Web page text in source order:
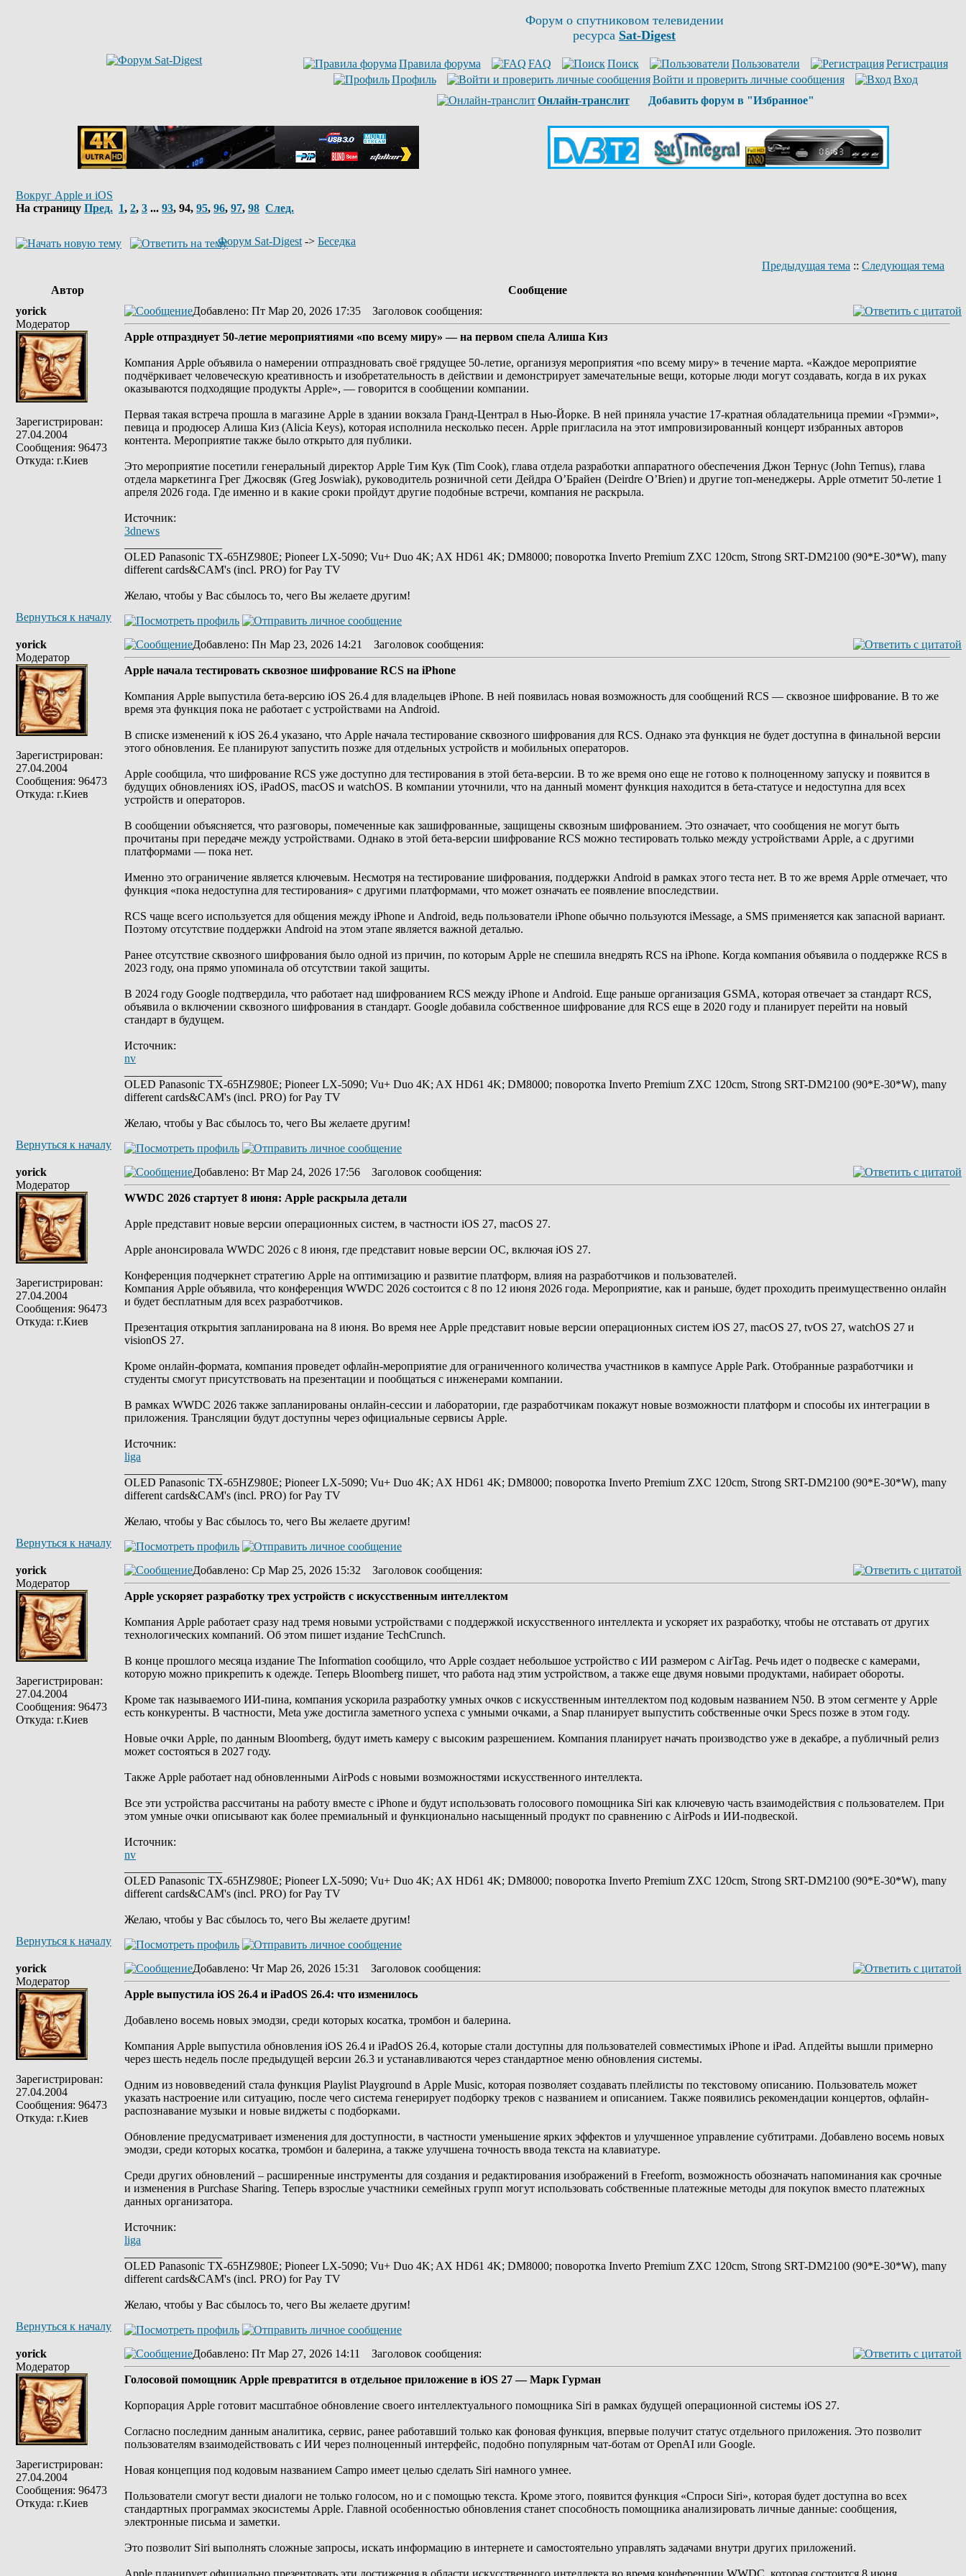
Форум о спутниковом телевидении
ресурса Sat-Digest
Правила форума FAQ Поиск Пользователи
Регистрация
Профиль
Войти и проверить личные сообщения
Вход
Онлайн-транслит
Добавить форум в "Избранное"
Вокруг Apple и iOS
На страницу Пред. 1, 2, 3 ... 93, 94, 95, 96, 97, 98 След.
Форум Sat-Digest -> Беседка
Предыдущая тема :: Следующая тема
Автор
Сообщение
yorick
Модератор
Зарегистрирован:
27.04.2004
Сообщения: 96473
Откуда: г.Киев
Добавлено: Пт Мар 20, 2026 17:35 Заголовок сообщения:
Apple отпразднует 50-летие мероприятиями «по всему миру» — на первом спела Алиша Киз
Компания Apple объявила о намерении отпраздновать своё грядущее 50-летие, организуя мероприятия «по всему миру» в течение марта. «Каждое мероприятие
подчёркивает человеческую креативность и изобретательность в действии и демонстрирует замечательные вещи, которые люди могут создавать, когда в их руках
оказываются подходящие продукты Apple», — говорится в сообщении компании.
Первая такая встреча прошла в магазине Apple в здании вокзала Гранд-Централ в Нью-Йорке. В ней приняла участие 17-кратная обладательница премии «Грэмми»,
певица и продюсер Алиша Киз (Alicia Keys), которая исполнила несколько песен. Apple пригласила на этот импровизированный концерт избранных авторов
контента. Мероприятие также было открыто для публики.
Это мероприятие посетили генеральный директор Apple Тим Кук (Tim Cook), глава отдела разработки аппаратного обеспечения Джон Тернус (John Ternus), глава
отдела маркетинга Грег Джосвяк (Greg Joswiak), руководитель розничной сети Дейдра О’Брайен (Deirdre O’Brien) и другие топ-менеджеры. Apple отметит 50-летие 1
апреля 2026 года. Где именно и в какие сроки пройдут другие подобные встречи, компания не раскрыла.
Источник:
3dnews
OLED Panasonic TX-65HZ980E; Pioneer LX-5090; Vu+ Duo 4K; AX HD61 4K; DM8000; поворотка Inverto Premium ZXC 120cm, Strong SRT-DM2100 (90*E-30*W), many
different cards&CAM's (incl. PRO) for Pay TV
Желаю, чтобы у Вас сбылось то, чего Вы желаете другим!
Вернуться к началу
yorick
Модератор
Зарегистрирован:
27.04.2004
Сообщения: 96473
Откуда: г.Киев
Добавлено: Пн Мар 23, 2026 14:21 Заголовок сообщения:
Apple начала тестировать сквозное шифрование RCS на iPhone
Компания Apple выпустила бета-версию iOS 26.4 для владельцев iPhone. В ней появилась новая возможность для сообщений RCS — сквозное шифрование. В то же
время эта функция пока не работает с устройствами на Android.
В списке изменений к iOS 26.4 указано, что Apple начала тестирование сквозного шифрования для RCS. Однако эта функция не будет доступна в финальной версии
этого обновления. Ее планируют запустить позже для отдельных устройств и мобильных операторов.
Apple сообщила, что шифрование RCS уже доступно для тестирования в этой бета-версии. В то же время оно еще не готово к полноценному запуску и появится в
будущих обновлениях iOS, iPadOS, macOS и watchOS. В компании уточнили, что на данный момент функция находится в бета-статусе и недоступна для всех
устройств и операторов.
В сообщении объясняется, что разговоры, помеченные как зашифрованные, защищены сквозным шифрованием. Это означает, что сообщения не могут быть
прочитаны при передаче между устройствами. Однако в этой бета-версии шифрование RCS можно тестировать только между устройствами Apple, а с другими
платформами — пока нет.
Именно это ограничение является ключевым. Несмотря на тестирование шифрования, поддержки Android в рамках этого теста нет. В то же время Apple отмечает, что
функция «пока недоступна для тестирования» с другими платформами, что может означать ее появление впоследствии.
RCS чаще всего используется для общения между iPhone и Android, ведь пользователи iPhone обычно пользуются iMessage, а SMS применяется как запасной вариант.
Поэтому отсутствие поддержки Android на этом этапе является важной деталью.
Ранее отсутствие сквозного шифрования было одной из причин, по которым Apple не спешила внедрять RCS на iPhone. Когда компания объявила о поддержке RCS в
2023 году, она прямо упоминала об отсутствии такой защиты.
В 2024 году Google подтвердила, что работает над шифрованием RCS между iPhone и Android. Еще раньше организация GSMA, которая отвечает за стандарт RCS,
объявила о включении сквозного шифрования в стандарт. Google добавила собственное шифрование для RCS еще в 2020 году и планирует перейти на новый
стандарт в будущем.
Источник:
nv
OLED Panasonic TX-65HZ980E; Pioneer LX-5090; Vu+ Duo 4K; AX HD61 4K; DM8000; поворотка Inverto Premium ZXC 120cm, Strong SRT-DM2100 (90*E-30*W), many
different cards&CAM's (incl. PRO) for Pay TV
Желаю, чтобы у Вас сбылось то, чего Вы желаете другим!
Вернуться к началу
yorick
Модератор
Зарегистрирован:
27.04.2004
Сообщения: 96473
Откуда: г.Киев
Добавлено: Вт Мар 24, 2026 17:56 Заголовок сообщения:
WWDC 2026 стартует 8 июня: Apple раскрыла детали
Apple представит новые версии операционных систем, в частности iOS 27, macOS 27.
Apple анонсировала WWDC 2026 с 8 июня, где представит новые версии ОС, включая iOS 27.
Конференция подчеркнет стратегию Apple на оптимизацию и развитие платформ, влияя на разработчиков и пользователей.
Компания Apple объявила, что конференция WWDC 2026 состоится с 8 по 12 июня 2026 года. Мероприятие, как и раньше, будет проходить преимущественно онлайн
и будет бесплатным для всех разработчиков.
Презентация открытия запланирована на 8 июня. Во время нее Apple представит новые версии операционных систем iOS 27, macOS 27, tvOS 27, watchOS 27 и
visionOS 27.
Кроме онлайн-формата, компания проведет офлайн-мероприятие для ограниченного количества участников в кампусе Apple Park. Отобранные разработчики и
студенты смогут присутствовать на презентации и пообщаться с инженерами компании.
В рамках WWDC 2026 также запланированы онлайн-сессии и лаборатории, где разработчикам покажут новые возможности платформ и способы их интеграции в
приложения. Трансляции будут доступны через официальные сервисы Apple.
Источник:
liga
OLED Panasonic TX-65HZ980E; Pioneer LX-5090; Vu+ Duo 4K; AX HD61 4K; DM8000; поворотка Inverto Premium ZXC 120cm, Strong SRT-DM2100 (90*E-30*W), many
different cards&CAM's (incl. PRO) for Pay TV
Желаю, чтобы у Вас сбылось то, чего Вы желаете другим!
Вернуться к началу
yorick
Модератор
Зарегистрирован:
27.04.2004
Сообщения: 96473
Откуда: г.Киев
Добавлено: Ср Мар 25, 2026 15:32 Заголовок сообщения:
Apple ускоряет разработку трех устройств с искусственным интеллектом
Компания Apple работает сразу над тремя новыми устройствами с поддержкой искусственного интеллекта и ускоряет их разработку, чтобы не отставать от других
технологических компаний. Об этом пишет издание TechCrunch.
В конце прошлого месяца издание The Information сообщило, что Apple создает небольшое устройство с ИИ размером с AirTag. Речь идет о подвеске с камерами,
которую можно прикрепить к одежде. Теперь Bloomberg пишет, что работа над этим устройством, а также еще двумя новыми продуктами, набирает обороты.
Кроме так называемого ИИ-пина, компания ускорила разработку умных очков с искусственным интеллектом под кодовым названием N50. В этом сегменте у Apple
есть конкуренты. В частности, Meta уже достигла заметного успеха с умными очками, а Snap планирует выпустить собственные очки Specs позже в этом году.
Новые очки Apple, по данным Bloomberg, будут иметь камеру с высоким разрешением. Компания планирует начать производство уже в декабре, а публичный релиз
может состояться в 2027 году.
Также Apple работает над обновленными AirPods с новыми возможностями искусственного интеллекта.
Все эти устройства рассчитаны на работу вместе с iPhone и будут использовать голосового помощника Siri как ключевую часть взаимодействия с пользователем. При
этом умные очки описывают как более премиальный и функционально насыщенный продукт по сравнению с AirPods и ИИ-подвеской.
Источник:
nv
OLED Panasonic TX-65HZ980E; Pioneer LX-5090; Vu+ Duo 4K; AX HD61 4K; DM8000; поворотка Inverto Premium ZXC 120cm, Strong SRT-DM2100 (90*E-30*W), many
different cards&CAM's (incl. PRO) for Pay TV
Желаю, чтобы у Вас сбылось то, чего Вы желаете другим!
Вернуться к началу
yorick
Модератор
Зарегистрирован:
27.04.2004
Сообщения: 96473
Откуда: г.Киев
Добавлено: Чт Мар 26, 2026 15:31 Заголовок сообщения:
Apple выпустила iOS 26.4 и iPadOS 26.4: что изменилось
Добавлено восемь новых эмодзи, среди которых косатка, тромбон и балерина.
Компания Apple выпустила обновления iOS 26.4 и iPadOS 26.4, которые стали доступны для пользователей совместимых iPhone и iPad. Апдейты вышли примерно
через шесть недель после предыдущей версии 26.3 и устанавливаются через стандартное меню обновления системы.
Одним из нововведений стала функция Playlist Playground в Apple Music, которая позволяет создавать плейлисты по текстовому описанию. Пользователь может
указать настроение или ситуацию, после чего система генерирует подборку треков с названием и описанием. Также появились рекомендации концертов, офлайн-
распознавание музыки и новые виджеты с подборками.
Обновление предусматривает изменения для доступности, в частности уменьшение ярких эффектов и улучшенное управление субтитрами. Добавлено восемь новых
эмодзи, среди которых косатка, тромбон и балерина, а также улучшена точность ввода текста на клавиатуре.
Среди других обновлений – расширенные инструменты для создания и редактирования изображений в Freeform, возможность обозначать напоминания как срочные
и изменения в Purchase Sharing. Теперь взрослые участники семейных групп могут использовать собственные платежные методы для покупок вместо платежных
данных организатора.
Источник:
liga
OLED Panasonic TX-65HZ980E; Pioneer LX-5090; Vu+ Duo 4K; AX HD61 4K; DM8000; поворотка Inverto Premium ZXC 120cm, Strong SRT-DM2100 (90*E-30*W), many
different cards&CAM's (incl. PRO) for Pay TV
Желаю, чтобы у Вас сбылось то, чего Вы желаете другим!
Вернуться к началу
yorick
Модератор
Зарегистрирован:
27.04.2004
Сообщения: 96473
Откуда: г.Киев
Добавлено: Пт Мар 27, 2026 14:11 Заголовок сообщения:
Голосовой помощник Apple превратится в отдельное приложение в iOS 27 — Марк Гурман
Корпорация Apple готовит масштабное обновление своего интеллектуального помощника Siri в рамках будущей операционной системы iOS 27.
Согласно последним данным аналитика, сервис, ранее работавший только как фоновая функция, впервые получит статус отдельного приложения. Это позволит
пользователям взаимодействовать с ИИ через полноценный интерфейс, подобно популярным чат-ботам от OpenAI или Google.
Новая концепция под кодовым названием Campo имеет целью сделать Siri намного умнее.
Пользователи смогут вести диалоги не только голосом, но и с помощью текста. Кроме этого, появится функция «Спроси Siri», которая будет доступна во всех
стандартных программах экосистемы Apple. Главной особенностью обновления станет способность помощника анализировать личные данные: сообщения,
электронные письма и заметки.
Это позволит Siri выполнять сложные запросы, искать информацию в интернете и самостоятельно управлять задачами внутри других приложений.
Apple планирует официально презентовать эти достижения в области искусственного интеллекта во время конференции WWDC, которая состоится 8 июня.